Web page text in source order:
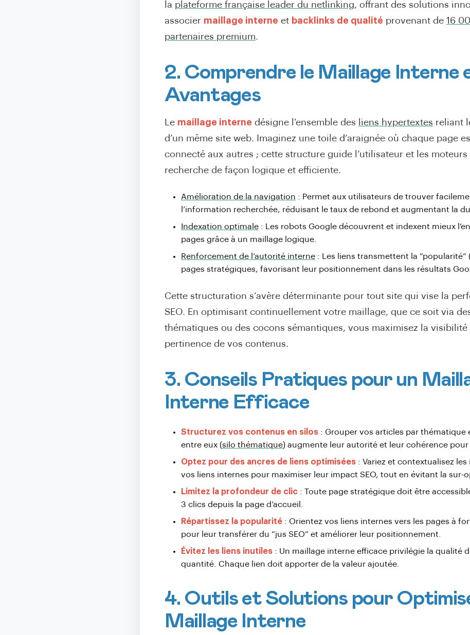
la plateforme française leader du netlinking, offrant des solutions
associer maillage interne et backlinks de qualité provenant de 16
partenaires premium.
2. Comprendre le Maillage Interne
Avantages
Le maillage interne désigne l'ensemble des liens hypertextes reliant
d’un même site web. Imaginez une toile d’araignée où chaque page
connecté aux autres ; cette structure guide l’utilisateur et les moteurs
recherche de façon logique et efficiente.
Amélioration de la navigation : Permet aux utilisateurs de trouver
l’information recherchée, réduisant le taux de rebond et augmentant la
Indexation optimale : Les robots Google découvrent et indexent mieux
pages grâce à un maillage logique
Renforcement de l’autorité interne : Les liens transmettent la “popularité”
pages stratégiques, favorisant leur positionnement dans les résultats
Cette structuration s’avère déterminante pour tout site qui vise la
SEO. En optimisant continuellement votre maillage, que ce soit via
thématiques ou des cocons sémantiques, vous maximisez la visibilité
pertinence de vos contenus.
3. Conseils Pratiques pour un
Interne Efficace
Structurez vos contenus en silos : Grouper vos articles par thématique
entre eux (silo thématique) augmente leur autorité et leur cohérence pour
Optez pour des ancres de liens optimisées : Variez et contextualisez
vos liens internes pour maximiser leur impact SEO, tout en évitant la sur-
Limitez la profondeur de clic : Toute page stratégique doit être
3 clics depuis la page d’accueil
Répartissez la popularité : Orientez vos liens internes vers les pages à
pour leur transférer du “jus SEO” et améliorer leur positionnement.
Évitez les liens inutiles : Un maillage interne efficace privilégie la qualité
quantité. Chaque lien doit apporter de la valeur ajoutée.
4. Outils et Solutions pour
Maillage Interne